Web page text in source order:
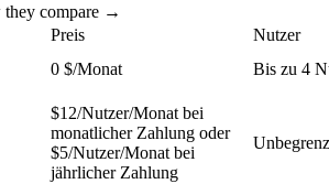
they compare →
Preis
Nutzer
0 $/Monat Bis zu 4
$12/Nutzer/Monat bei
monatlicher Zahlung oder
$5/Nutzer/Monat bei
jährlicher Zahlung